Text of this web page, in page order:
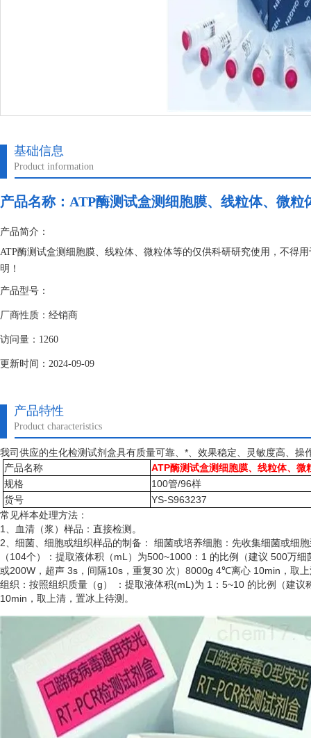
基础信息
Product information
产品名称： ATP酶测试盒测细胞膜、线粒体、微粒
产品简介：
ATP酶测试盒测细胞膜、线粒体、微粒体等的仅供科研研究使用，不得
明！
产品型号：
厂商性质：经销商
访问量：1260
更新时间：2024-09-09
产品特性
Product characteristics
我司供应的生化检测试剂盒具有质量可靠、*、效果稳定、灵敏度高、操
产品名称
ATP酶测试盒测细胞膜、线粒体、微
规格
100管/96样
货号
YS-S963237
常见样本处理方法：
1、血清（浆）样品：直接检测。
2、细菌、细胞或组织样品的制备： 细菌或培养细胞：先收集细菌或细
（104个）：提取液体积（mL）为500~1000：1 的比例（建议 500万
或200W，超声 3s，间隔10s，重复30 次）8000g 4℃离心 10min，取
组织：按照组织质量（g） ：提取液体积(mL)为 1：5~10 的比例（建
10min，取上清，置冰上待测。